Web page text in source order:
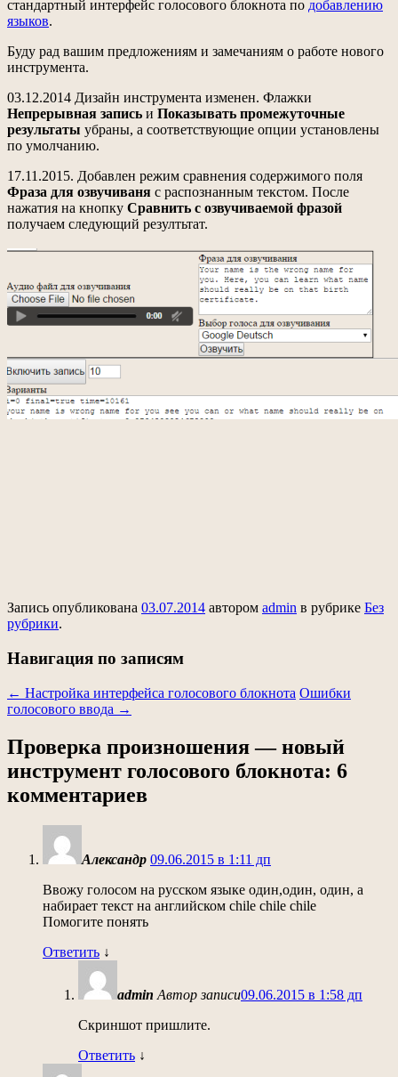
стандартный интерфейс голосового блокнота по добавлению
языков.
Буду рад вашим предложениям и замечаниям о работе нового
инструмента.
03.12.2014 Дизайн инструмента изменен. Флажки
Непрерывная запись и Показывать промежуточные
результаты убраны, а соответствующие опции установлены
по умолчанию.
17.11.2015. Добавлен режим сравнения содержимого поля
Фраза для озвучиваня с распознанным текстом. После
нажатия на кнопку Сравнить с озвучиваемой фразой
получаем следующий резултьтат.
Запись опубликована 03.07.2014 автором admin в рубрике Без
рубрики.
Навигация по записям
← Настройка интерфейса голосового блокнота Ошибки
голосового ввода →
Проверка произношения — новый
инструмент голосового блокнота: 6
комментариев
Александр 09.06.2015 в 1:11 дп
Ввожу голосом на русском языке один,один, один, а
набирает текст на английском chile chile chile
Помогите понять
Ответить ↓
admin Автор записи09.06.2015 в 1:58 дп
Скриншот пришлите.
Ответить ↓